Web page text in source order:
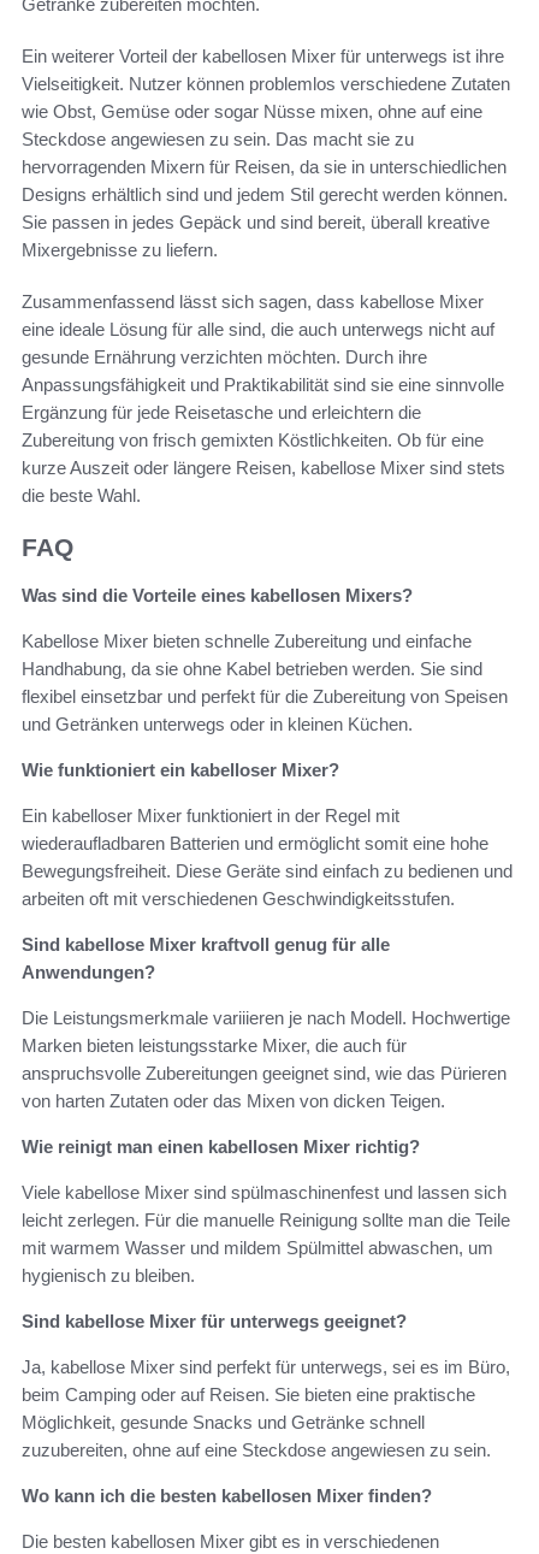
Ein weiterer Vorteil der kabellosen Mixer für unterwegs ist ihre
Vielseitigkeit. Nutzer können problemlos verschiedene Zutaten
wie Obst, Gemüse oder sogar Nüsse mixen, ohne auf eine
Steckdose angewiesen zu sein. Das macht sie zu
hervorragenden Mixern für Reisen, da sie in unterschiedlichen
Designs erhältlich sind und jedem Stil gerecht werden können.
Sie passen in jedes Gepäck und sind bereit, überall kreative
Mixergebnisse zu liefern.
Zusammenfassend lässt sich sagen, dass kabellose Mixer
eine ideale Lösung für alle sind, die auch unterwegs nicht auf
gesunde Ernährung verzichten möchten. Durch ihre
Anpassungsfähigkeit und Praktikabilität sind sie eine sinnvolle
Ergänzung für jede Reisetasche und erleichtern die
Zubereitung von frisch gemixten Köstlichkeiten. Ob für eine
kurze Auszeit oder längere Reisen, kabellose Mixer sind stets
die beste Wahl.
FAQ
Was sind die Vorteile eines kabellosen Mixers?
Kabellose Mixer bieten schnelle Zubereitung und einfache
Handhabung, da sie ohne Kabel betrieben werden. Sie sind
flexibel einsetzbar und perfekt für die Zubereitung von Speisen
und Getränken unterwegs oder in kleinen Küchen.
Wie funktioniert ein kabelloser Mixer?
Ein kabelloser Mixer funktioniert in der Regel mit
wiederaufladbaren Batterien und ermöglicht somit eine hohe
Bewegungsfreiheit. Diese Geräte sind einfach zu bedienen und
arbeiten oft mit verschiedenen Geschwindigkeitsstufen.
Sind kabellose Mixer kraftvoll genug für alle
Anwendungen?
Die Leistungsmerkmale variiieren je nach Modell. Hochwertige
Marken bieten leistungsstarke Mixer, die auch für
anspruchsvolle Zubereitungen geeignet sind, wie das Pürieren
von harten Zutaten oder das Mixen von dicken Teigen.
Wie reinigt man einen kabellosen Mixer richtig?
Viele kabellose Mixer sind spülmaschinenfest und lassen sich
leicht zerlegen. Für die manuelle Reinigung sollte man die Teile
mit warmem Wasser und mildem Spülmittel abwaschen, um
hygienisch zu bleiben.
Sind kabellose Mixer für unterwegs geeignet?
Ja, kabellose Mixer sind perfekt für unterwegs, sei es im Büro,
beim Camping oder auf Reisen. Sie bieten eine praktische
Möglichkeit, gesunde Snacks und Getränke schnell
zuzubereiten, ohne auf eine Steckdose angewiesen zu sein.
Wo kann ich die besten kabellosen Mixer finden?
Die besten kabellosen Mixer gibt es in verschiedenen